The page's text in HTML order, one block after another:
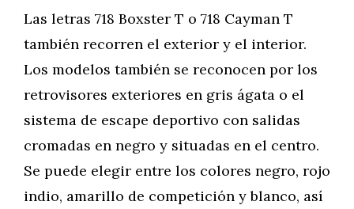
Las letras 718 Boxster T o 718 Cayman T
también recorren el exterior y el interior.
Los modelos también se reconocen por los
retrovisores exteriores en gris ágata o el
sistema de escape deportivo con salidas
cromadas en negro y situadas en el centro.
Se puede elegir entre los colores negro, rojo
indio, amarillo de competición y blanco, así